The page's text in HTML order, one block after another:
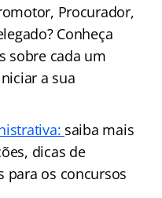
Procurador,
Conheça
sobre cada um
a sua
saiba mais
dicas de
para os concursos